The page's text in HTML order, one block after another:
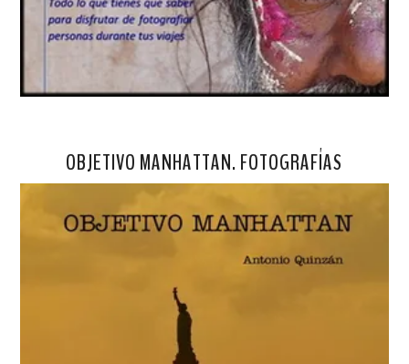
OBJETIVO MANHATTAN. FOTOGRAFÍAS